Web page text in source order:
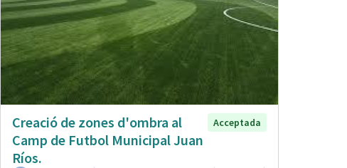
Creació de zones d'ombra al
Camp de Futbol Municipal Juan
Ríos.
Acceptada